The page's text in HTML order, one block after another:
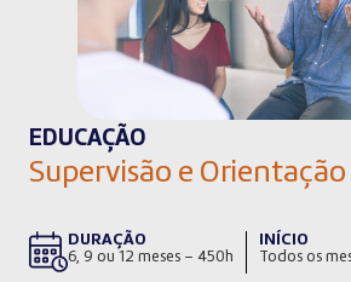
EDUCAÇÃO
Supervisão e
DURAÇÃO
6, 9 ou 12 meses – 450h
INÍCIO
Todos os